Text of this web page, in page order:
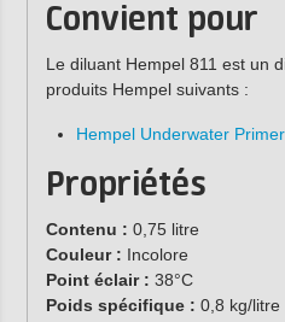
Convient pour
Le diluant Hempel 811 est un
produits Hempel suivants :
Hempel Underwater Primer
Propriétés
Contenu : 0,75 litre
Couleur : Incolore
Point éclair : 38°C
Poids spécifique : 0,8 kg/litre